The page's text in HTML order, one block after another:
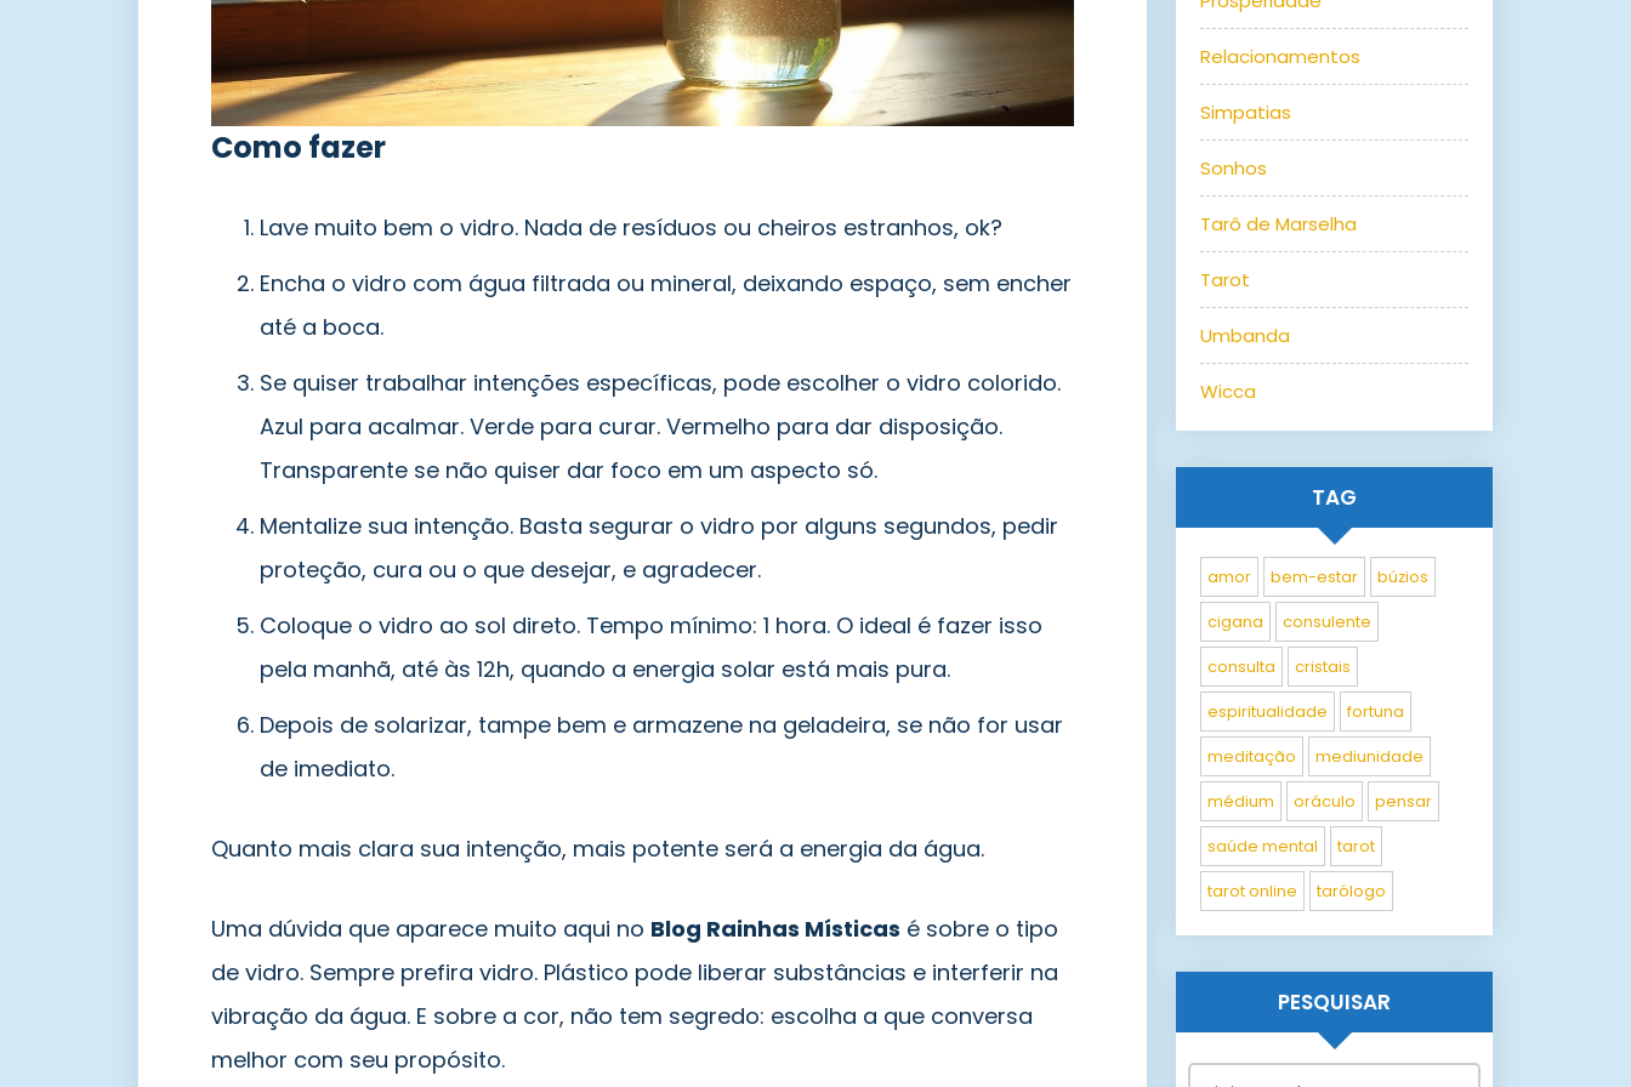
Como fazer
Lave muito bem o vidro. Nada de resíduos ou cheiros estranhos, ok?
Encha o vidro com água filtrada ou mineral, deixando espaço, sem encher
até a boca.
Se quiser trabalhar intenções específicas, pode escolher o vidro colorido.
Azul para acalmar. Verde para curar. Vermelho para dar disposição.
Transparente se não quiser dar foco em um aspecto só.
Mentalize sua intenção. Basta segurar o vidro por alguns segundos, pedir
proteção, cura ou o que desejar, e agradecer.
Coloque o vidro ao sol direto. Tempo mínimo: 1 hora. O ideal é fazer isso
pela manhã, até às 12h, quando a energia solar está mais pura.
Depois de solarizar, tampe bem e armazene na geladeira, se não for usar
de imediato.
Quanto mais clara sua intenção, mais potente será a energia da água.
Uma dúvida que aparece muito aqui no Blog Rainhas Místicas é sobre o tipo
de vidro. Sempre prefira vidro. Plástico pode liberar substâncias e interferir na
vibração da água. E sobre a cor, não tem segredo: escolha a que conversa
melhor com seu propósito.
Relacionamentos
Simpatias
Sonhos
Tarô de Marselha
Tarot
Umbanda
Wicca
TAG
amor bem-estar búzios
cigana consulente
consulta cristais
espiritualidade fortuna
meditação mediunidade
médium oráculo pensar
saúde mental tarot
tarot online tarólogo
PESQUISAR